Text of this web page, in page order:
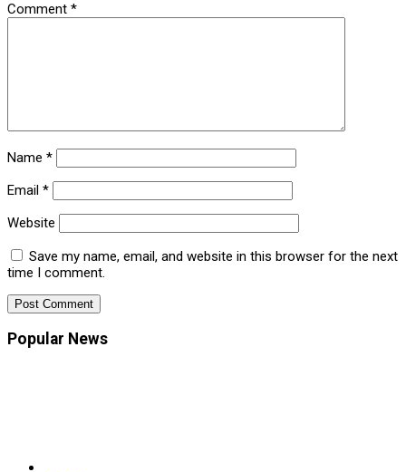
Comment *
Name *
Email *
Website
Save my name, email, and website in this browser for the next
time I comment.
Popular News